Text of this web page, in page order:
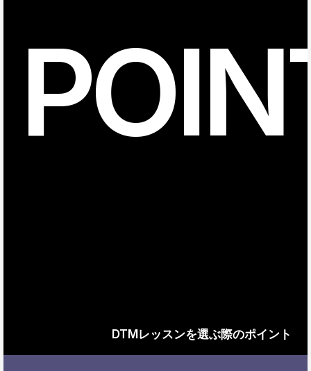
DTMレッスンを選ぶ際のポイント